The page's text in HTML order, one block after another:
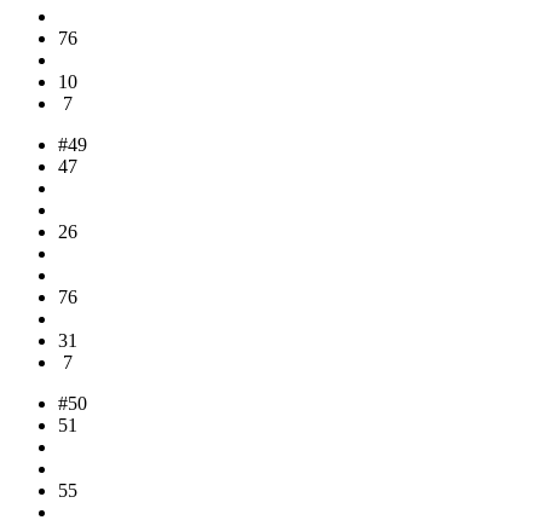
76
10
7
#49
47
26
76
31
7
#50
51
55